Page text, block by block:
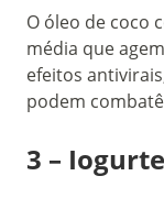
O óleo de coco
média que
efeitos
podem
3 –